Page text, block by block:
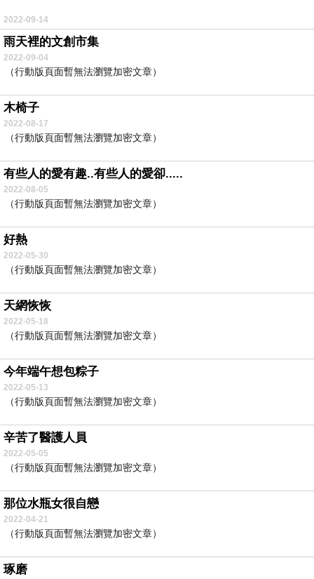
2022-09-14
雨天裡的文創市集
2022-09-04
（行動版頁面暫無法瀏覽加密文章）
木椅子
2022-08-17
（行動版頁面暫無法瀏覽加密文章）
有些人的愛有趣..有些人的愛卻.....
2022-08-05
（行動版頁面暫無法瀏覽加密文章）
好熱
2022-05-30
（行動版頁面暫無法瀏覽加密文章）
天網恢恢
2022-05-18
（行動版頁面暫無法瀏覽加密文章）
今年端午想包粽子
2022-05-13
（行動版頁面暫無法瀏覽加密文章）
辛苦了醫護人員
2022-05-05
（行動版頁面暫無法瀏覽加密文章）
那位水瓶女很自戀
2022-04-21
（行動版頁面暫無法瀏覽加密文章）
琢磨